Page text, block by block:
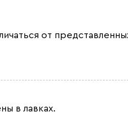
от
в лавках.